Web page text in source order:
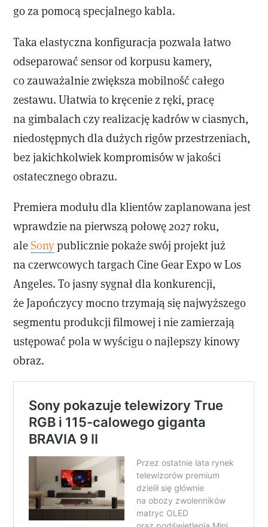
go za pomocą specjalnego kabla.
Taka elastyczna konfiguracja pozwala łatwo
odseparować sensor od korpusu kamery,
co zauważalnie zwiększa mobilność całego
zestawu. Ułatwia to kręcenie z ręki, pracę
na gimbalach czy realizację kadrów w ciasnych,
niedostępnych dla dużych rigów przestrzeniach,
bez jakichkolwiek kompromisów w jakości
ostatecznego obrazu.
Premiera modułu dla klientów zaplanowana jest
wprawdzie na pierwszą połowę 2027 roku,
aleSonypublicznie pokaże swój projekt już
na czerwcowych targach Cine Gear Expo w Los
Angeles. To jasny sygnał dla konkurencji,
że Japończycy mocno trzymają się najwyższego
segmentu produkcji filmowej i nie zamierzają
ustępować pola w wyścigu o najlepszy kinowy
obraz.